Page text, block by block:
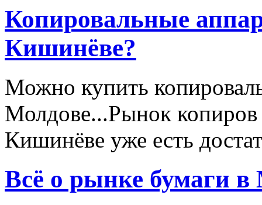
Копировальные
Кишинёве?
Можно купить
Молдове...Рынок
Кишинёве уже есть
Всё о рынке бумаги в